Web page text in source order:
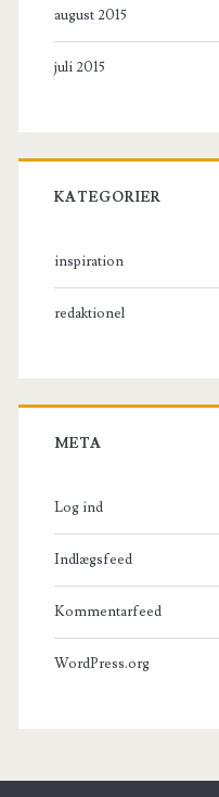
august 2015
juli 2015
KATEGORIER
inspiration
redaktionel
META
Log ind
Indlægsfeed
Kommentarfeed
WordPress.org